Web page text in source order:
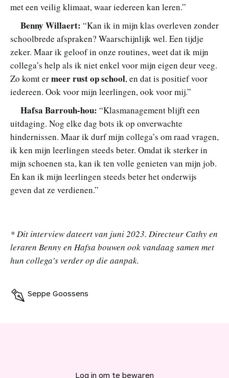
met een veilig klimaat, waar iedereen kan leren.”
Benny Willaert: “Kan ik in mijn klas overleven zonder
schoolbrede afspraken? Waarschijnlijk wel. Een tijdje
zeker. Maar ik geloof in onze routines, weet dat ik mijn
collega’s help als ik niet enkel voor mijn eigen deur veeg.
Zo komt ermeer rust op school, en dat is positief voor
iedereen. Ook voor mijn leerlingen, ook voor mij.”
Hafsa Barrouh-hou: “Klasmanagement blijft een
uitdaging. Nog elke dag bots ik op onverwachte
hindernissen. Maar ik durf mijn collega’s om raad vragen,
ik ken mijn leerlingen steeds beter. Omdat ik sterker in
mijn schoenen sta, kan ik ten volle genieten van mijn job.
En kan ik mijn leerlingen steeds beter het onderwijs
geven dat ze verdienen.”
* Dit interview dateert van juni 2023. Directeur Cathy en
leraren Benny en Hafsa bouwen ook vandaag samen met
hun collega’s verder op die aanpak.
Seppe Goossens
Log in om te bewaren